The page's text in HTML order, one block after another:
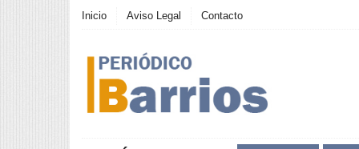
Inicio Aviso Legal Contacto